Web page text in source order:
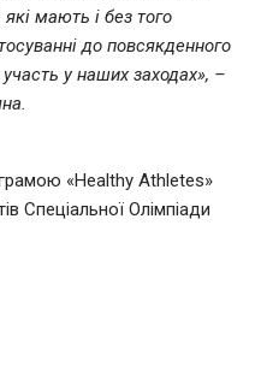
мають і без того
до повсякденного
у наших заходах», –
«Healthy Athletes»
Спеціальної Олімпіади